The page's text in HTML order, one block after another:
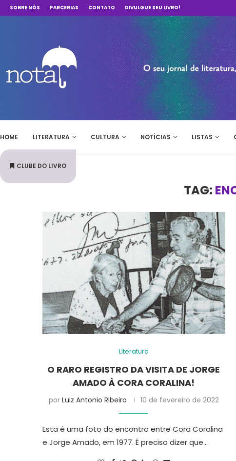
SOBRE NÓS PARCERIAS CONTATO DIVULGUE SEU LIVRO!
HOME LITERATURA CULTURA NOTÍCIAS LISTAS
CLUBE DO LIVRO
TAG:
Literatura
O RARO REGISTRO DA VISITA DE JORGE
AMADO À CORA CORALINA!
por Luiz Antonio Ribeiro 10 de fevereiro de 2022
Esta é uma foto do encontro entre Cora Coralina
e Jorge Amado, em 1977. É preciso dizer que…